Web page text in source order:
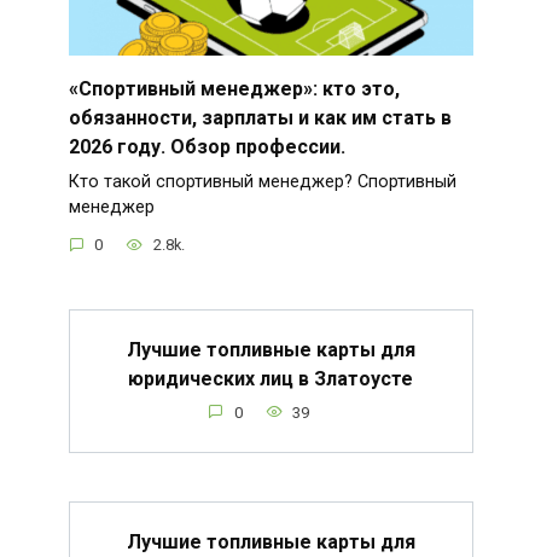
«Спортивный менеджер»: кто это,
обязанности, зарплаты и как им стать в
2026 году. Обзор профессии.
Кто такой спортивный менеджер? Спортивный
менеджер
0 2.8k.
Лучшие топливные карты для
юридических лиц в Златоусте
0 39
Лучшие топливные карты для